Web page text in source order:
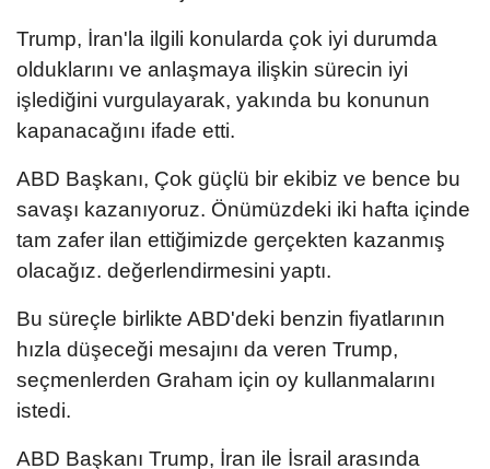
Trump, İran'la ilgili konularda çok iyi durumda
olduklarını ve anlaşmaya ilişkin sürecin iyi
işlediğini vurgulayarak, yakında bu konunun
kapanacağını ifade etti.
ABD Başkanı, Çok güçlü bir ekibiz ve bence bu
savaşı kazanıyoruz. Önümüzdeki iki hafta içinde
tam zafer ilan ettiğimizde gerçekten kazanmış
olacağız. değerlendirmesini yaptı.
Bu süreçle birlikte ABD'deki benzin fiyatlarının
hızla düşeceği mesajını da veren Trump,
seçmenlerden Graham için oy kullanmalarını
istedi.
ABD Başkanı Trump, İran ile İsrail arasında